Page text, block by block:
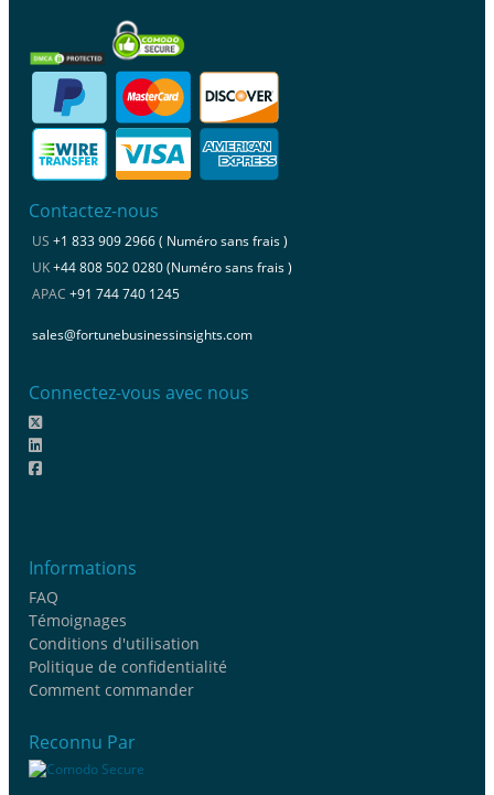
Contactez-nous
US +1 833 909 2966 ( Numéro sans frais )
UK+44 808 502 0280 (Numéro sans frais )
APAC +91 744 740 1245
sales@fortunebusinessinsights.com
Connectez-vous avec nous
Informations
FAQ
Témoignages
Conditions d'utilisation
Politique de confidentialité
Comment commander
Reconnu Par